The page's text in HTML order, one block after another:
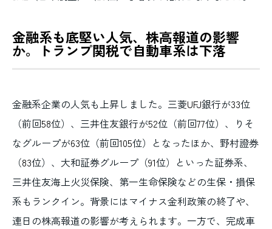
金融系も底堅い人気、株高報道の影響
か。トランプ関税で自動車系は下落
金融系企業の人気も上昇しました。三菱UFJ銀行が33位
（前回58位）、三井住友銀行が52位（前回77位）、りそ
なグループが63位（前回105位）となったほか、野村證券
（83位）、大和証券グループ（91位）といった証券系、
三井住友海上火災保険、第一生命保険などの生保・損保
系もランクイン。背景にはマイナス金利政策の終了や、
連日の株高報道の影響が考えられます。一方で、完成車